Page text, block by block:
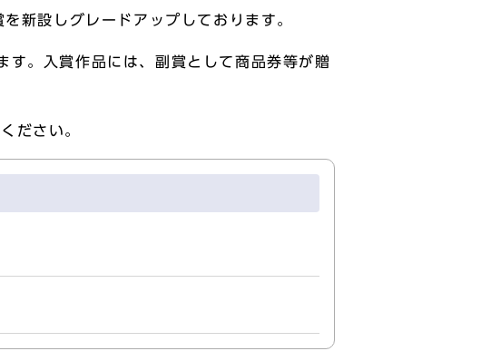
新設しグレードアップしております。
す。入賞作品には、副賞として商品券等が贈
ださい。